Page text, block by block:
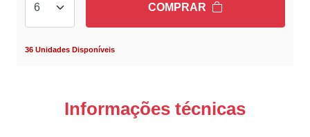
COMPRAR
36 Unidades Disponíveis
Informações técnicas